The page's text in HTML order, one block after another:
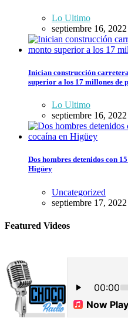
Lo Ultimo
septiembre 16, 2022
Inician construcción
superior a los 17 millones de
Lo Ultimo
septiembre 16, 2022
Dos hombres detenidos con
Higüey
Uncategorized
septiembre 17, 2022
Featured Videos